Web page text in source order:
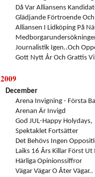
Då Var Alliansens
Glädjande Förtroende
Alliansen I Lidköping På
Journalistik Igen..och
Gott Nytt År Och Grattis
2009
December
Arena Invigning - Första
Arenan Är Invigd
God JUL-Happy Holydays,
Spektaklet Fortsätter
Det Behövs Ingen
Laiks 16 Års Killar Först
Härliga Opinionssiffror
Vägar Vägar O Åter Vägar..